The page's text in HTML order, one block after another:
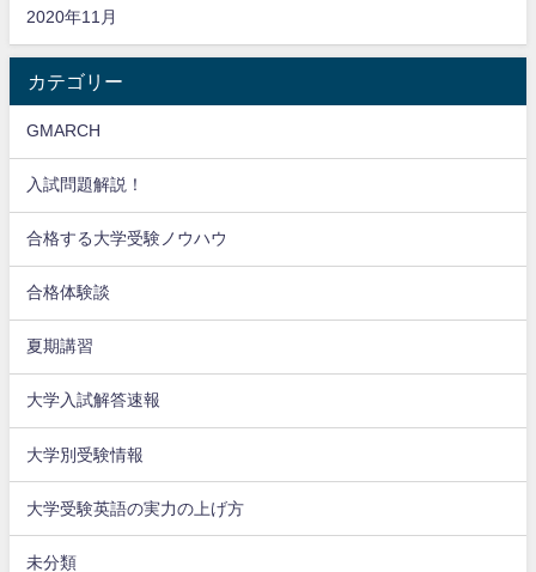
2020年11月
カテゴリー
GMARCH
入試問題解説！
合格する大学受験ノウハウ
合格体験談
夏期講習
大学入試解答速報
大学別受験情報
大学受験英語の実力の上げ方
未分類